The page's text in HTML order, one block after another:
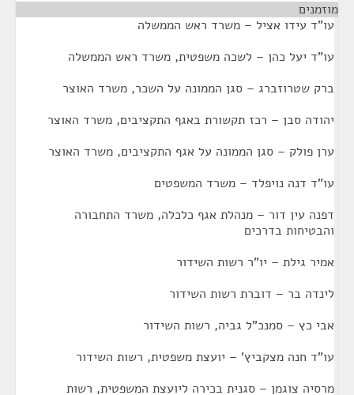
מוזמנים
עו"ד עידו אציל – משרד ראש הממשלה
עו"ד יעל כהן – לשכה משפטית, משרד ראש הממשלה
ברק שטרוזברג – סגן הממונה על השכר, משרד האוצר
יהודה סבן – רכז תקשורת באגף התקציבים, משרד האוצר
ערן פולק – סגן הממונה על אגף התקציבים, משרד האוצר
עו"ד דנה נויפלד – משרד המשפטים
דפנה עין דור – מנהלת אגף כלכלה, משרד התחבורה
והבטיחות בדרכים
אמיר גילת – יו"ר רשות השידור
לינדה בר – דוברת רשות השידור
אבי כץ – סמנכ"ל גביה, רשות השידור
עו"ד חנה מצקביץ' – יועצת משפטית, רשות השידור
מרסיה צוגמן – סגנית בכירה ליועצת המשפטית, רשות